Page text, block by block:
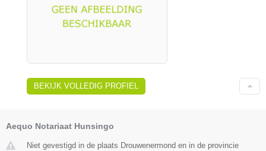
BEKIJK VOLLEDIG PROFIEL
Aequo Notariaat Hunsingo
Niet gevestigd in de plaats Drouwenermond en in de provincie